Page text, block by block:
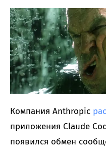
Компания Anthropic
приложения Claude
появился обмен